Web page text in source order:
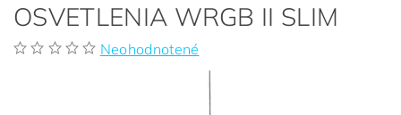
OSVETLENIA WRGB II SLIM
Neohodnotené